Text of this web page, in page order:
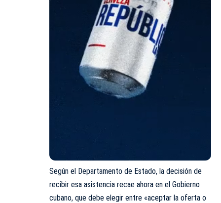
Según el Departamento de Estado, la decisión de
recibir esa asistencia recae ahora en el Gobierno
cubano, que debe elegir entre «aceptar la oferta o